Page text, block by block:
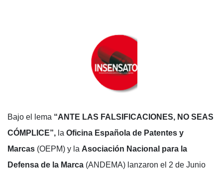
Bajo el lema “ANTE LAS FALSIFICACIONES, NO SEAS
CÓMPLICE”, la Oficina Española de Patentes y
Marcas (OEPM) y la Asociación Nacional para la
Defensa de la Marca (ANDEMA) lanzaron el 2 de Junio